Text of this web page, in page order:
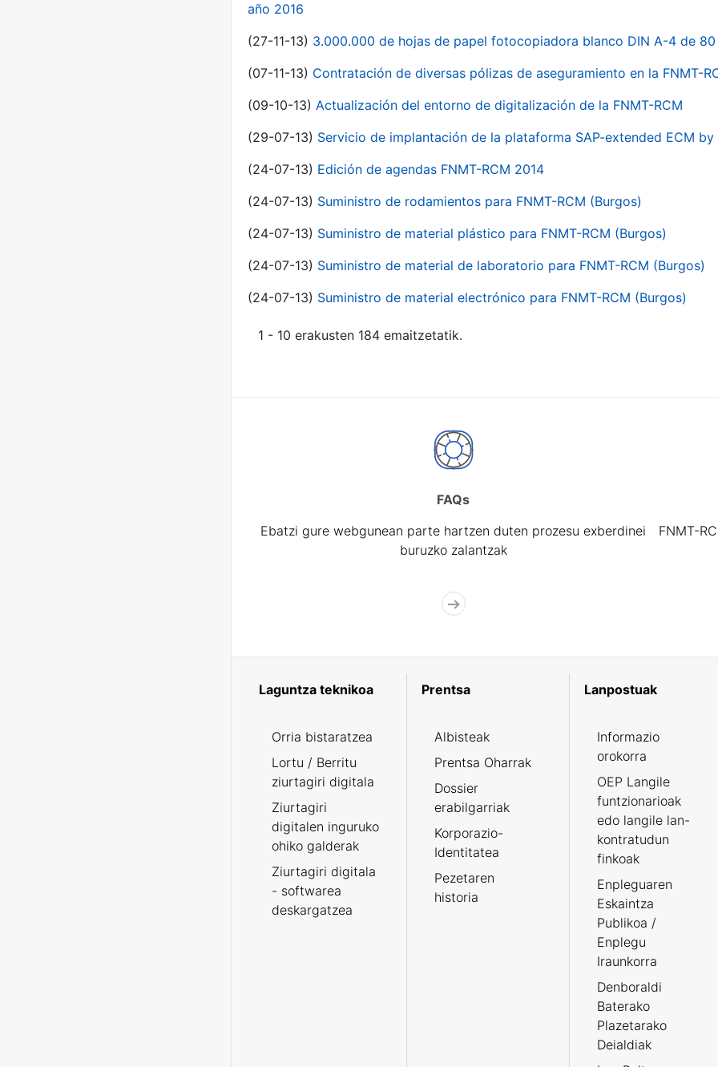
año 2016
(27-11-13) 3.000.000 de hojas de papel fotocopiadora blanco DIN A-4 de 80
(07-11-13) Contratación de diversas pólizas de aseguramiento en la FNMT-
(09-10-13) Actualización del entorno de digitalización de la FNMT-RCM
(29-07-13) Servicio de implantación de la plataforma SAP-extended ECM by
(24-07-13) Edición de agendas FNMT-RCM 2014
(24-07-13) Suministro de rodamientos para FNMT-RCM (Burgos)
(24-07-13) Suministro de material plástico para FNMT-RCM (Burgos)
(24-07-13) Suministro de material de laboratorio para FNMT-RCM (Burgos)
(24-07-13) Suministro de material electrónico para FNMT-RCM (Burgos)
1 - 10 erakusten 184 emaitzetatik.
FAQs
Ebatzi gure webgunean parte hartzen duten prozesu exberdinei
buruzko zalantzak
FNMT-
Laguntza teknikoa
Orria bistaratzea
Lortu / Berritu
ziurtagiri digitala
Ziurtagiri
digitalen inguruko
ohiko galderak
Ziurtagiri digitala
- softwarea
deskargatzea
Prentsa
Albisteak
Prentsa Oharrak
Dossier
erabilgarriak
Korporazio-
Identitatea
Pezetaren
historia
Lanpostuak
Informazio
orokorra
OEP Langile
funtzionarioak
edo langile lan-
kontratudun
finkoak
Enpleguaren
Eskaintza
Publikoa /
Enplegu
Iraunkorra
Denboraldi
Baterako
Plazetarako
Deialdiak